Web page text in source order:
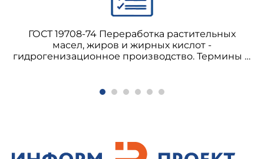
ГОСТ 19708-74 Переработка растительных
масел, жиров и жирных кислот -
гидрогенизационное производство. Термины и